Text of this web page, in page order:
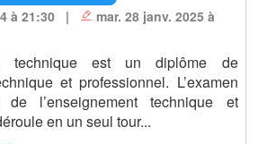
à 21:30 |
mar. 28 janv. 2025 à
technique est un diplôme de
et professionnel. L’examen
de l’enseignement technique et
en un seul tour...